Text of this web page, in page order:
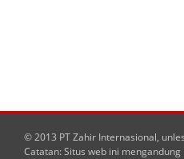
© 2013 PT Zahir Internasional,
Catatan: Situs web ini